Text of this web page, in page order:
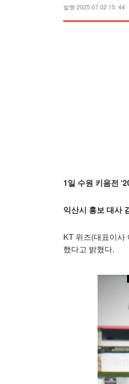
발행 2025.07.02 15: 44
1일 수원 키움전
익산시 홍보 대사
KT 위즈(대표이사
했다고 밝혔다.